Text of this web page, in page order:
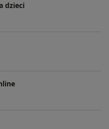
dzieci